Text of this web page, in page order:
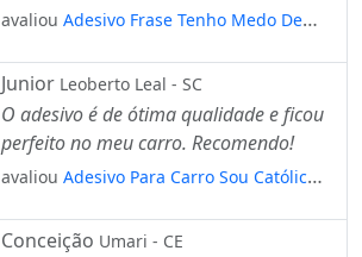
avaliou Adesivo Frase Tenho Medo De
Mod:3882
Junior Leoberto Leal - SC
O adesivo é de ótima qualidade e ficou
perfeito no meu carro. Recomendo!
avaliou Adesivo Para Carro Sou Católico
Conceição Umari - CE